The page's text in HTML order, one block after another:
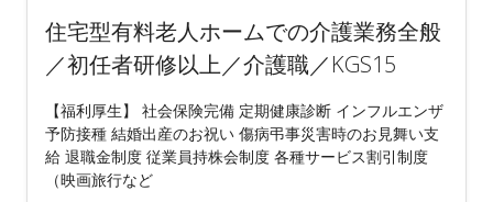
住宅型有料老人ホームでの介護業務全般
／初任者研修以上／介護職／KGS15
【福利厚生】 社会保険完備 定期健康診断 インフルエンザ
予防接種 結婚出産のお祝い 傷病弔事災害時のお見舞い支
給 退職金制度 従業員持株会制度 各種サービス割引制度
（映画旅行など